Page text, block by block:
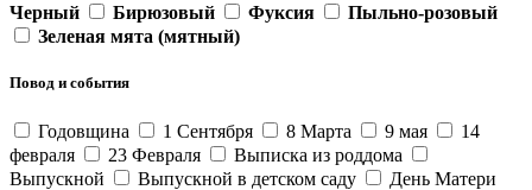
Черный
Бирюзовый Фуксия
Пыльно-розовый
Зеленая мята (мятный)
Повод и события
Годовщина 1 Сентября 8 Марта 9 мая
14
февраля
23 Февраля
Выписка из роддома
Выпускной
Выпускной в детском саду
День Матери